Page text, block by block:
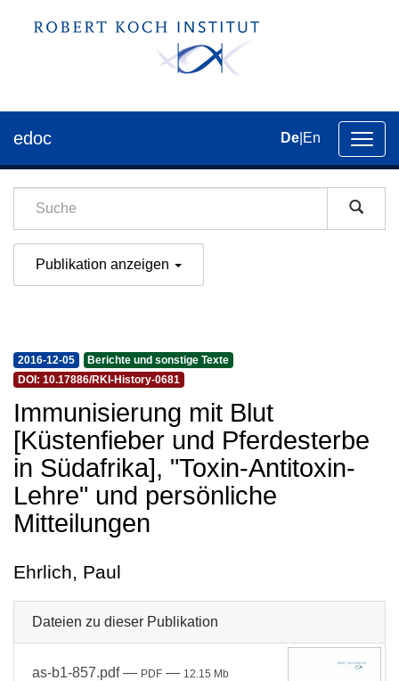
der
edoc De En
Publikation anzeigen
2016-12-05
Berichte und sonstige Texte
DOI: 10.17886/RKI-History-0681
Immunisierung mit Blut
[Küstenfieber und Pferdesterbe
in Südafrika], "Toxin-Antitoxin-
Lehre" und persönliche
Mitteilungen
Ehrlich, Paul
Dateien zu dieser Publikation
as-b1-857.pdf— PDF — 12.15 Mb